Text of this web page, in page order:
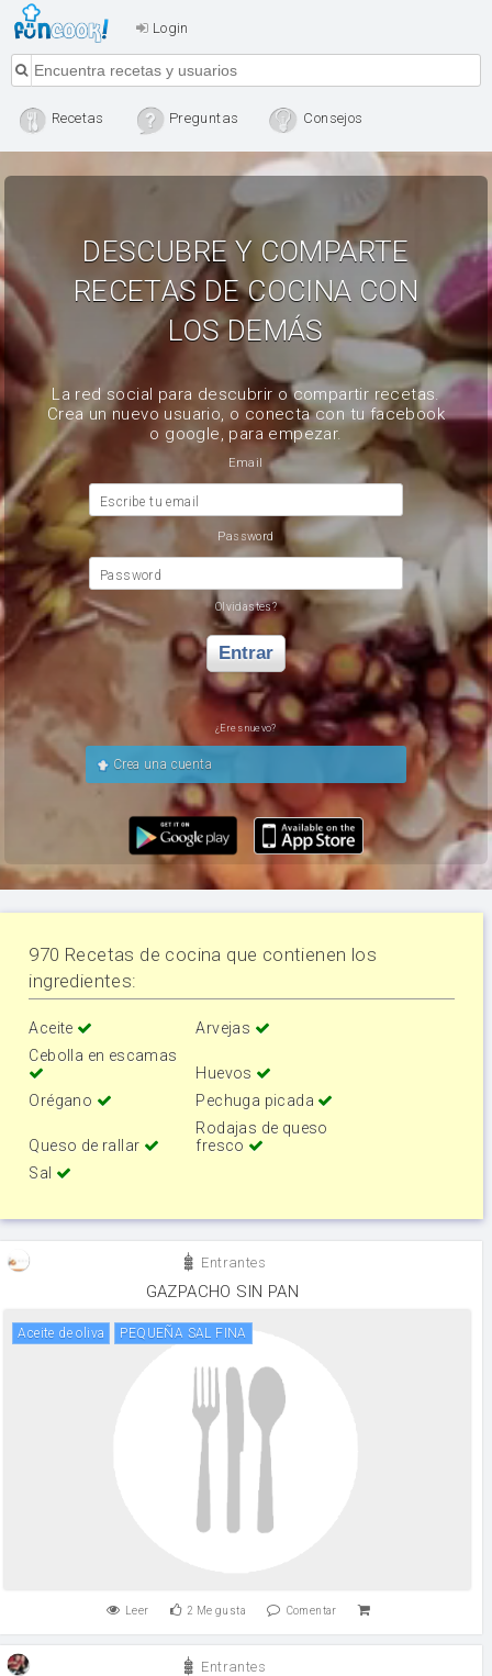
Login
Recetas Preguntas Consejos
DESCUBRE Y COMPARTE
RECETAS DE COCINA CON
LOS DEMÁS
La red social para descubrir o compartir recetas.
Crea un nuevo usuario, o conecta con tu facebook
o google, para empezar.
Email
Escribe tu email
Password
Password
Olvidastes?
Entrar
¿Eres nuevo?
Crea una cuenta
970 Recetas de cocina que contienen los
ingredientes:
Aceite
Arvejas
Cebolla en escamas
Huevos
Orégano
Pechuga picada
Queso de rallar
Rodajas de queso
fresco
Sal
Entrantes
GAZPACHO SIN PAN
aceite de oliva PEQUEÑA SAL FINA
Leer 2 Me gusta Comentar
Entrantes